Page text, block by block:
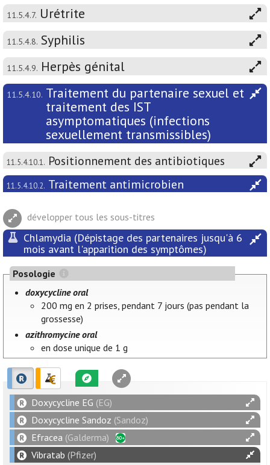
11.5.4.7. Urétrite
11.5.4.8. Syphilis
11.5.4.9. Herpès génital
11.5.4.10. Traitement du partenaire sexuel et
traitement des IST
asymptomatiques (infections
sexuellement transmissibles)
11.5.4.10.1. Positionnement des antibiotiques
11.5.4.10.2. Traitement antimicrobien
développer tous les sous-titres
Chlamydia (Dépistage des partenaires jusqu'à 6
mois avant l'apparition des symptômes)
Posologie
doxycycline oral
200 mg en 2 prises, pendant 7 jours (pas pendant la
grossesse)
azithromycine oral
en dose unique de 1 g
Doxycycline EG (EG)
Doxycycline Sandoz (Sandoz)
Efracea (Galderma)
Vibratab (Pfizer)